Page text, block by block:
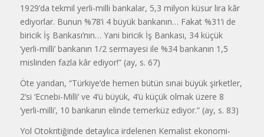
1929’da tekmil yerli-milli bankalar, 5,3 milyon küsur lira kâr
ediyorlar. Bunun %78’i 4 büyük bankanın… Fakat %31’i de
biricik İş Bankası’nın… Yani biricik İş Bankası, 34 küçük
‘yerli-milli’ bankanın 1/2 sermayesi ile %34 bankanın 1,5
mislinden fazla kâr ediyor!” (ay, s. 67)
Öte yandan, “Türkiye’de hemen bütün sınai büyük şirketler,
2’si ‘Ecnebi-Milli’ ve 4’ü büyük, 4’ü küçük olmak üzere 8
‘yerli-milli’, 10 bankanın elinde temerküz ediyor.” (ay, s. 83)
Yol Otokritiğinde detaylıca irdelenen Kemalist ekonomi-